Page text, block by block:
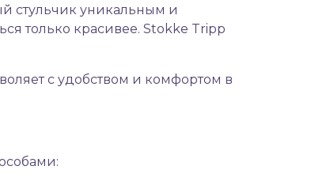
стульчик уникальным и
только красивее. Stokke Tripp
с удобством и комфортом в